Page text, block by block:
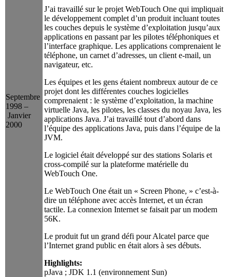
Septembre
1998 –
Janvier
2000
J’ai travaillé sur le projet WebTouch One qui impliquait
le développement complet d’un produit incluant toutes
les couches depuis le système d’exploitation jusqu’aux
applications en passant par les pilotes téléphoniques et
l’interface graphique. Les applications comprenaient le
téléphone, un carnet d’adresses, un client e-mail, un
navigateur, etc.
Les équipes et les gens étaient nombreux autour de ce
projet dont les différentes couches logicielles
comprenaient : le système d’exploitation, la machine
virtuelle Java, les pilotes, les classes du noyau Java, les
applications Java. J’ai travaillé tout d’abord dans
l’équipe des applications Java, puis dans l’équipe de la
JVM.
Le logiciel était développé sur des stations Solaris et
cross-compilé sur la plateforme matérielle du
WebTouch One.
Le WebTouch One était un « Screen Phone, » c’est-à-
dire un téléphone avec accès Internet, et un écran
tactile. La connexion Internet se faisait par un modem
56K.
Le produit fut un grand défi pour Alcatel parce que
l’Internet grand public en était alors à ses débuts.
Highlights:
pJava ; JDK 1.1 (environnement Sun)